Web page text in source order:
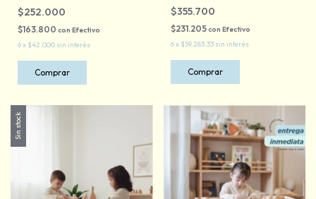
$252.000
$163.800 con Efectivo
6x $42.000 sin interés
$355.700
$231.205con Efectivo
6x $59.283,33 sin interés
Sin stock